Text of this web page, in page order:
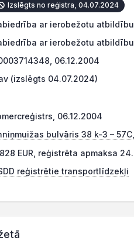
Izslēgts no reģistra, 04.07.2024
ar ierobežotu atbildību
ar ierobežotu atbildību
06.12.2004
(izslēgts 04.07.2024)
06.12.2004
bulvāris 38 k-3 –
EUR, reģistrēta apmaksa
reģistrētie transportlīdzekļi